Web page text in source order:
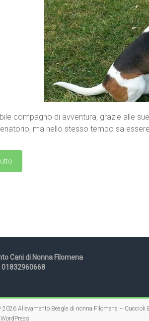
compagno di avventura, grazie alle
ma nello stesso tempo sa
Cani di Nonna Filomena
01832960668
2026 Allevamento Beagle di nonna Filomena – Cuccioli
WordPress